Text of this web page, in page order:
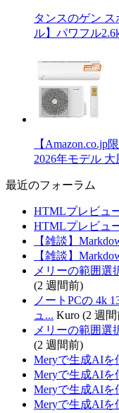
タンスのゲン
ル】パワフル
【Amazon.co.jp
2026年モデル
最近のフォーラム
HTMLプレビュ
HTMLプレビュ
【雑談】
【雑談】
メリーの範囲選
(2 週間前)
ノートPCの 4k
ュ... Kuro (2 週
メリーの範囲選
(2 週間前)
Meryで生成AIを
Meryで生成AIを
Meryで生成AIを
Meryで生成AIを